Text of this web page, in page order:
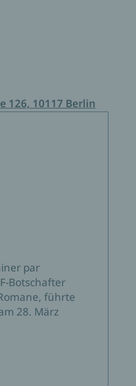
126, 10117 Berlin
par
Botschafter
führte
28. März